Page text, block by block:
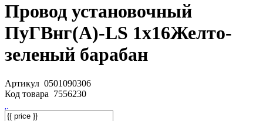
Провод установочный
ПуГВнг(А)-LS 1х16Желто-
зеленый барабан
Артикул 0501090306
Код товара 7556230